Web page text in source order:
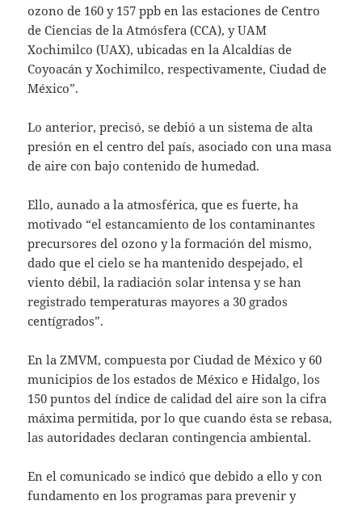
ozono de 160 y 157 ppb en las estaciones de Centro
de Ciencias de la Atmósfera (CCA), y UAM
Xochimilco (UAX), ubicadas en la Alcaldías de
Coyoacán y Xochimilco, respectivamente, Ciudad de
México”.
Lo anterior, precisó, se debió a un sistema de alta
presión en el centro del país, asociado con una masa
de aire con bajo contenido de humedad.
Ello, aunado a la atmosférica, que es fuerte, ha
motivado “el estancamiento de los contaminantes
precursores del ozono y la formación del mismo,
dado que el cielo se ha mantenido despejado, el
viento débil, la radiación solar intensa y se han
registrado temperaturas mayores a 30 grados
centígrados”.
En la ZMVM, compuesta por Ciudad de México y 60
municipios de los estados de México e Hidalgo, los
150 puntos del índice de calidad del aire son la cifra
máxima permitida, por lo que cuando ésta se rebasa,
las autoridades declaran contingencia ambiental.
En el comunicado se indicó que debido a ello y con
fundamento en los programas para prevenir y